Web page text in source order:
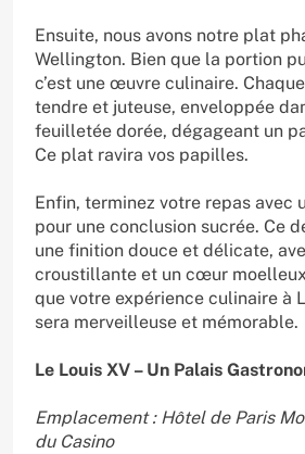
Ensuite, nous avons notre plat
Wellington. Bien que la portion
c’est une œuvre culinaire.
tendre et juteuse, enveloppée
feuilletée dorée, dégageant un
Ce plat ravira vos papilles.
Enfin, terminez votre repas avec
pour une conclusion sucrée. Ce
une finition douce et délicate,
croustillante et un cœur
que votre expérience culinaire à
sera merveilleuse et mémorable.
Le Louis XV – Un Palais
Emplacement : Hôtel de Paris
du Casino